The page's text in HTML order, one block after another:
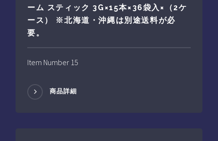
ーム スティック 3G×15本×36袋入×（2ケ
ース） ※北海道・沖縄は別途送料が必
要。
Item Number 15
商品詳細